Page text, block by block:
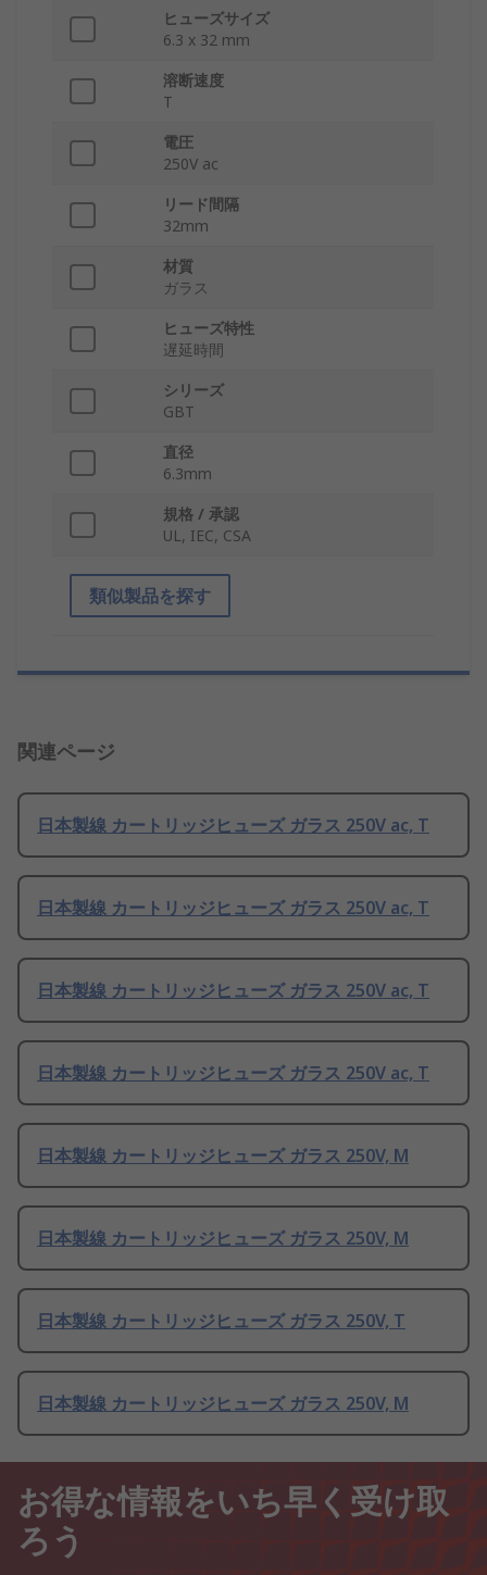
ヒューズサイズ
6.3 x 32 mm
溶断速度
T
電圧
250V ac
リード間隔
32mm
材質
ガラス
ヒューズ特性
遅延時間
シリーズ
GBT
直径
6.3mm
規格 / 承認
UL, IEC, CSA
類似製品を探す
関連ページ
日本製線 カートリッジヒューズ ガラス 250V ac, T
日本製線 カートリッジヒューズ ガラス 250V ac, T
日本製線 カートリッジヒューズ ガラス 250V ac, T
日本製線 カートリッジヒューズ ガラス 250V ac, T
日本製線 カートリッジヒューズ ガラス 250V, M
日本製線 カートリッジヒューズ ガラス 250V, M
日本製線 カートリッジヒューズ ガラス 250V, T
日本製線 カートリッジヒューズ ガラス 250V, M
お得な情報をいち早く受け取
ろう